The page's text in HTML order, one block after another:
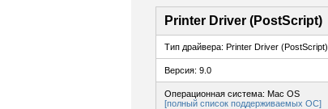
Printer Driver (PostScript)
Тип драйвера: Printer Driver (PostScript)
Версия: 9.0
Операционная система: Mac OS
[полный список поддерживаемых ОС]